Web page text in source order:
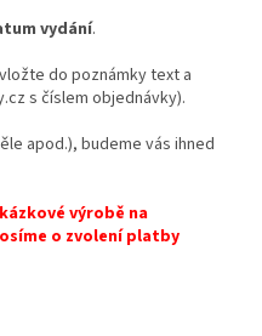
vydání.
do poznámky text a
s číslem objednávky).
apod.), budeme vás ihned
výrobě na
o zvolení platby